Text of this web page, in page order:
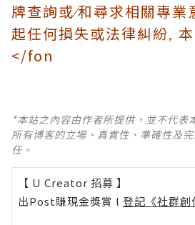
牌查詢或∕和尋求相關專業
起任何損失或法律糾紛,
</fon
*本站之內容由作者所提供，並不代表
所有博客的立場、真實性、準確性及
任。
【 U Creator 招募 】
出Post賺現金獎賞 l 登記《社群創